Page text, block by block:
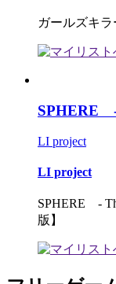
ガールズキラ
SPHERE -
LI project
LI project
SPHERE -
版】